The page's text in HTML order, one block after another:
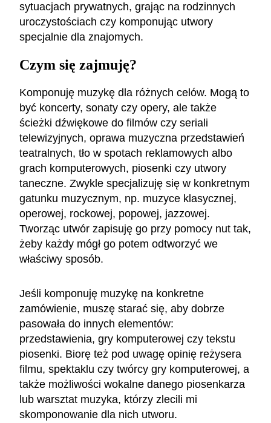
sytuacjach prywatnych, grając na rodzinnych
uroczystościach czy komponując utwory
specjalnie dla znajomych.
Czym się zajmuję?
Komponuję muzykę dla różnych celów. Mogą to
być koncerty, sonaty czy opery, ale także
ścieżki dźwiękowe do filmów czy seriali
telewizyjnych, oprawa muzyczna przedstawień
teatralnych, tło w spotach reklamowych albo
grach komputerowych, piosenki czy utwory
taneczne. Zwykle specjalizuję się w konkretnym
gatunku muzycznym, np. muzyce klasycznej,
operowej, rockowej, popowej, jazzowej.
Tworząc utwór zapisuję go przy pomocy nut tak,
żeby każdy mógł go potem odtworzyć we
właściwy sposób.
Jeśli komponuję muzykę na konkretne
zamówienie, muszę starać się, aby dobrze
pasowała do innych elementów:
przedstawienia, gry komputerowej czy tekstu
piosenki. Biorę też pod uwagę opinię reżysera
filmu, spektaklu czy twórcy gry komputerowej, a
także możliwości wokalne danego piosenkarza
lub warsztat muzyka, którzy zlecili mi
skomponowanie dla nich utworu.